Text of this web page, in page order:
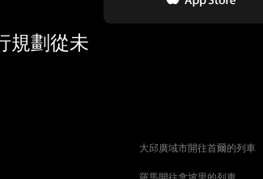
規劃從未
大邱廣域市開往首爾的列車